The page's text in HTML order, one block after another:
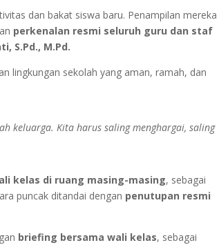
dan bakat siswa baru. Penampilan mereka
perkenalan resmi seluruh guru dan staf
S.Pd., M.Pd.
lingkungan sekolah yang aman, ramah, dan
keluarga. Kita harus saling menghargai, saling
kelas di ruang masing-masing, sebagai
puncak ditandai dengan penutupan resmi
briefing bersama wali kelas, sebagai